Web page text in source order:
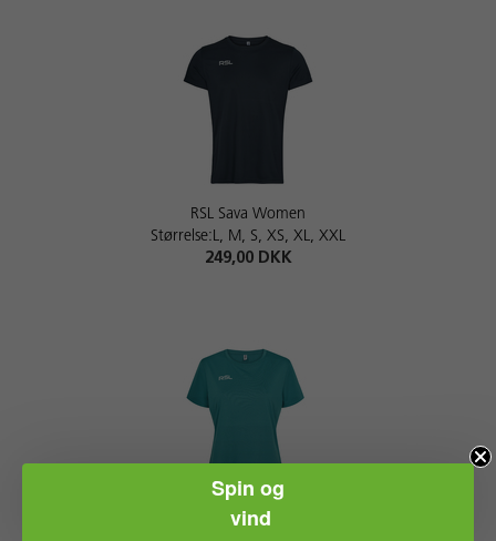
RSL Sava Women
Størrelse:L, M, S, XS, XL, XXL
249,00 DKK
RSL Shannon Women
Spin og
vind